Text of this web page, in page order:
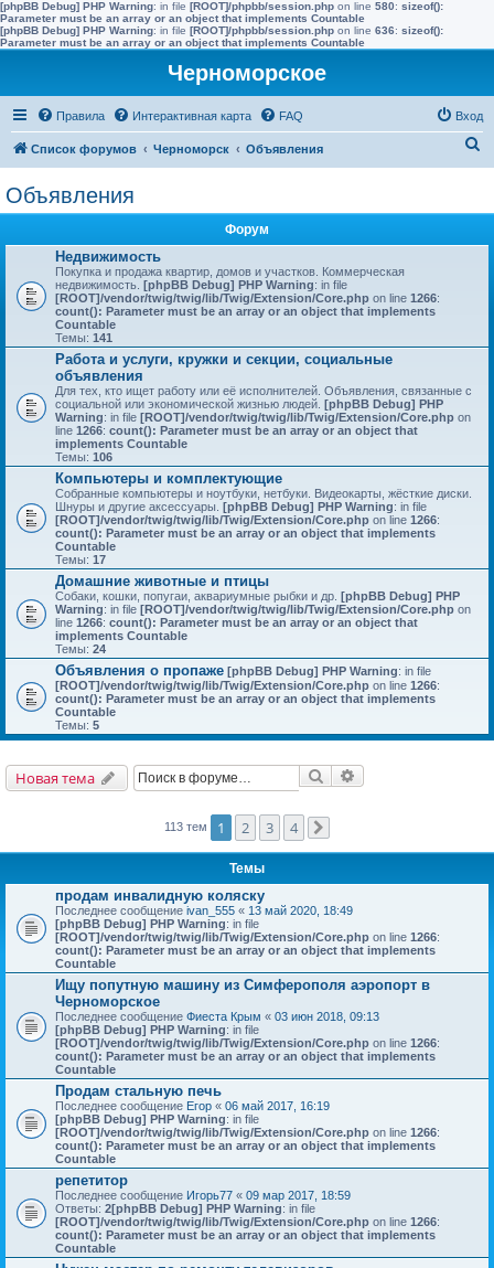
[phpBB Debug] PHP Warning: in file [ROOT]/phpbb/session.php on line 580: sizeof():
Parameter must be an array or an object that implements Countable
[phpBB Debug] PHP Warning: in file [ROOT]/phpbb/session.php on line 636: sizeof():
Parameter must be an array or an object that implements Countable
Черноморское
Правила Интерактивная карта FAQ Вход
Список форумов Черноморск Объявления
Объявления
Форум
Недвижимость
Покупка и продажа квартир, домов и участков. Коммерческая
недвижимость. [phpBB Debug] PHP Warning: in file
[ROOT]/vendor/twig/twig/lib/Twig/Extension/Core.php on line 1266:
count(): Parameter must be an array or an object that implements
Countable
Темы: 141
Работа и услуги, кружки и секции, социальные
объявления
Для тех, кто ищет работу или её исполнителей. Объявления, связанные с
социальной или экономической жизнью людей. [phpBB Debug] PHP
Warning: in file [ROOT]/vendor/twig/twig/lib/Twig/Extension/Core.php on
line 1266: count(): Parameter must be an array or an object that
implements Countable
Темы: 106
Компьютеры и комплектующие
Собранные компьютеры и ноутбуки, нетбуки. Видеокарты, жёсткие диски.
Шнуры и другие аксессуары. [phpBB Debug] PHP Warning: in file
[ROOT]/vendor/twig/twig/lib/Twig/Extension/Core.php on line 1266:
count(): Parameter must be an array or an object that implements
Countable
Темы: 17
Домашние животные и птицы
Собаки, кошки, попугаи, аквариумные рыбки и др. [phpBB Debug] PHP
Warning: in file [ROOT]/vendor/twig/twig/lib/Twig/Extension/Core.php on
line 1266: count(): Parameter must be an array or an object that
implements Countable
Темы: 24
Объявления о пропаже [phpBB Debug] PHP Warning: in file
[ROOT]/vendor/twig/twig/lib/Twig/Extension/Core.php on line 1266:
count(): Parameter must be an array or an object that implements
Countable
Темы: 5
Новая тема Поиск
113 тем 1 2 3 4
Темы
продам инвалидную коляску
Последнее сообщение ivan_555 « 13 май 2020, 18:49
[phpBB Debug] PHP Warning: in file
[ROOT]/vendor/twig/twig/lib/Twig/Extension/Core.php on line 1266:
count(): Parameter must be an array or an object that implements
Countable
Ищу попутную машину из Симферополя аэропорт в
Черноморское
Последнее сообщение Фиеста Крым « 03 июн 2018, 09:13
[phpBB Debug] PHP Warning: in file
[ROOT]/vendor/twig/twig/lib/Twig/Extension/Core.php on line 1266:
count(): Parameter must be an array or an object that implements
Countable
Продам стальную печь
Последнее сообщение Егор « 06 май 2017, 16:19
[phpBB Debug] PHP Warning: in file
[ROOT]/vendor/twig/twig/lib/Twig/Extension/Core.php on line 1266:
count(): Parameter must be an array or an object that implements
Countable
репетитор
Последнее сообщение Игорь77 « 09 мар 2017, 18:59
Ответы: 2[phpBB Debug] PHP Warning: in file
[ROOT]/vendor/twig/twig/lib/Twig/Extension/Core.php on line 1266:
count(): Parameter must be an array or an object that implements
Countable